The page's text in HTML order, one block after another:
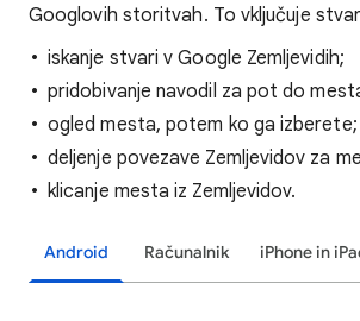
Googlovih storitvah. To vključuje
iskanje stvari v Google Zemljevidih;
pridobivanje navodil za pot do
ogled mesta, potem ko ga izberete;
deljenje povezave Zemljevidov za
klicanje mesta iz Zemljevidov.
Android Računalnik iPhone in